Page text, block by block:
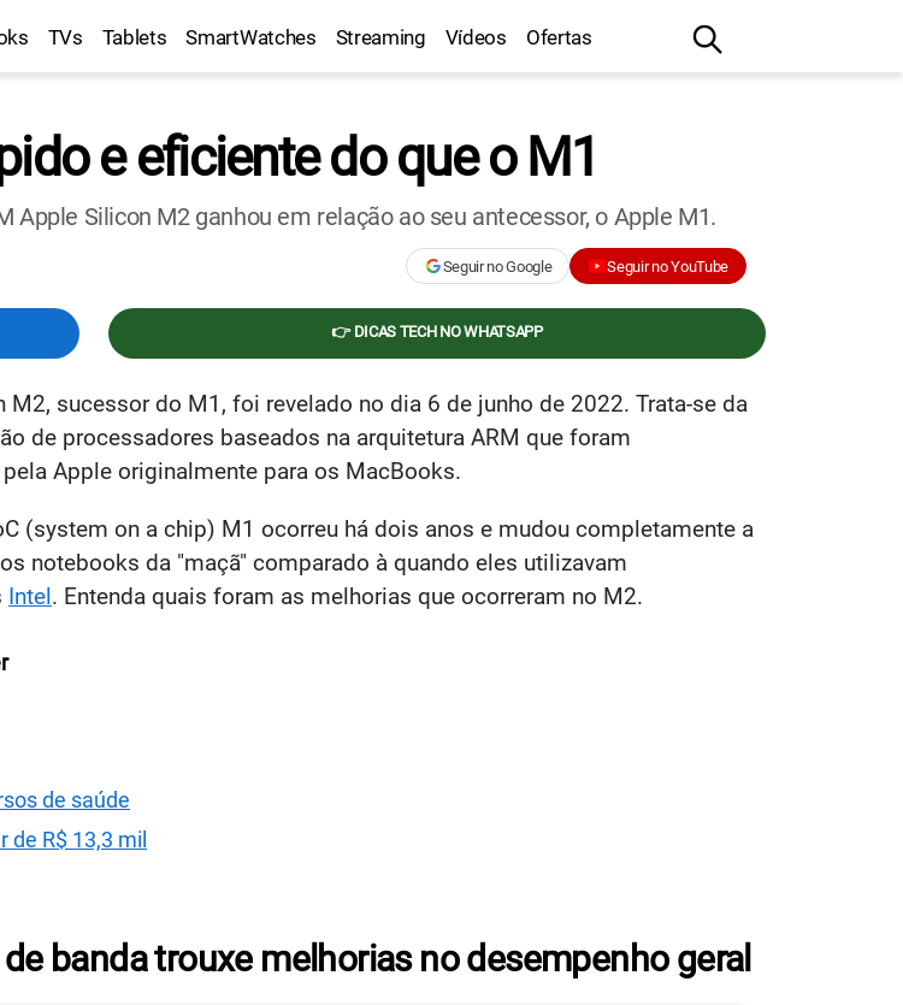
TVs Tablets SmartWatches Streaming Vídeos Ofertas
e eficiente do que o M1
Silicon M2 ganhou em relação ao seu antecessor, o Apple M1.
Seguir no Google Seguir no YouTube
👉 DICAS TECH NO WHATSAPP
M2, sucessor do M1, foi revelado no dia 6 de junho de 2022. Trata-se da
de processadores baseados na arquitetura ARM que foram
Apple originalmente para os MacBooks.
(system on a chip) M1 ocorreu há dois anos e mudou completamente a
notebooks da "maçã" comparado à quando eles utilizavam
Intel. Entenda quais foram as melhorias que ocorreram no M2.
de saúde
R$ 13,3 mil
banda trouxe melhorias no desempenho geral